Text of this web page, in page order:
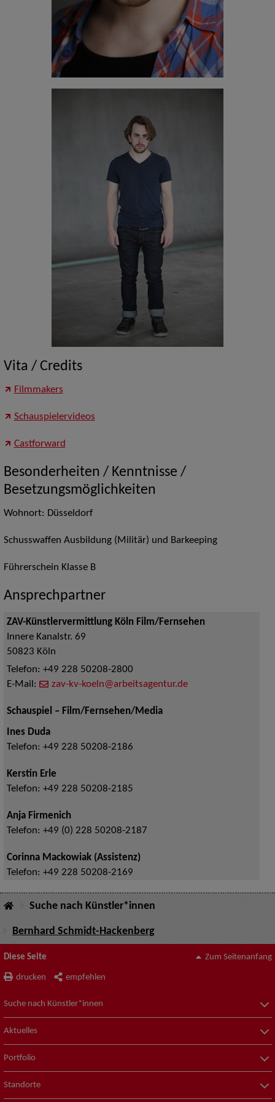
Vita / Credits
Filmmakers
Schauspielervideos
Castforward
Besonderheiten / Kenntnisse /
Besetzungsmöglichkeiten
Wohnort: Düsseldorf
Schusswaffen Ausbildung (Militär) und Barkeeping
Führerschein Klasse B
Ansprechpartner
ZAV-Künstlervermittlung Köln Film/Fernsehen
Innere Kanalstr. 69
50823 Köln
Telefon: +49 228 50208-2800
E-Mail:
zav-kv-koeln@arbeitsagentur.de
Schauspiel – Film/Fernsehen/Media
Ines Duda
Telefon: +49 228 50208-2186
Kerstin Erle
Telefon: +49 228 50208-2185
Anja Firmenich
Telefon: +49 (0) 228 50208-2187
Corinna Mackowiak (Assistenz)
Telefon: +49 228 50208-2169
Suche nach Künstler*innen
Bernhard Schmidt-Hackenberg
Diese Seite
drucken empfehlen
Zum Seitenanfang
Suche nach Künstler*innen
Aktuelles
Portfolio
Standorte